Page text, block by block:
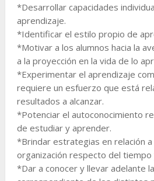
*Desarrollar capacidades
aprendizaje.
*Identificar el estilo propio de
*Motivar a los alumnos hacia la
a la proyección en la vida de lo
*Experimentar el aprendizaje
requiere un esfuerzo que está
resultados a alcanzar.
*Potenciar el autoconocimiento
de estudiar y aprender.
*Brindar estrategias en relación a
organización respecto del
*Dar a conocer y llevar adelante